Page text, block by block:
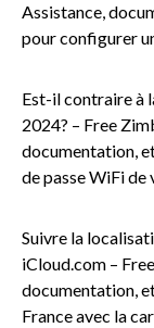
Assistance,
pour configurer
Est-il contraire à
2024? – Free
documentation,
de passe WiFi de
Suivre la
iCloud.com –
documentation,
France avec la